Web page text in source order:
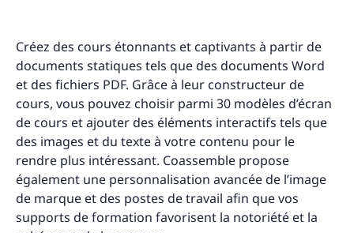
Créez des cours étonnants et captivants à partir de
documents statiques tels que des documents Word
et des fichiers PDF. Grâce à leur constructeur de
cours, vous pouvez choisir parmi 30 modèles d’écran
de cours et ajouter des éléments interactifs tels que
des images et du texte à votre contenu pour le
rendre plus intéressant. Coassemble propose
également une personnalisation avancée de l’image
de marque et des postes de travail afin que vos
supports de formation favorisent la notoriété et la